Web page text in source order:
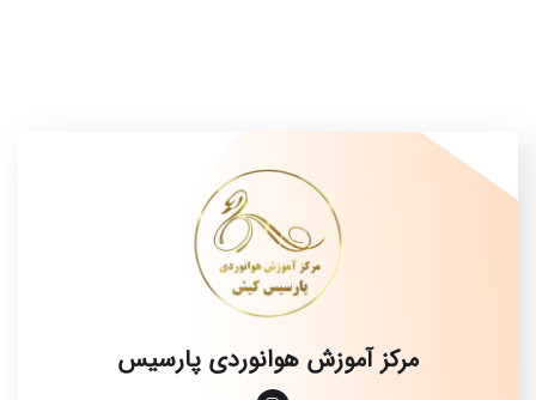
مرکز آموزش هوانوردی پارسیس